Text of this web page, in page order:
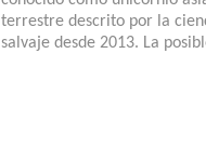
terrestre descrito por la
salvaje desde 2013. La